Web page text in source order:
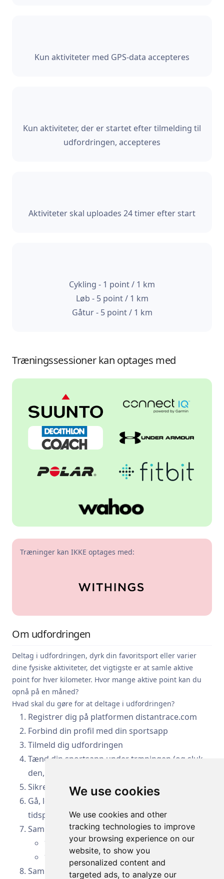
We use cookies
We use cookies and other
tracking technologies to improve
your browsing experience on our
website, to show you
personalized content and
targeted ads, to analyze our
Kun aktiviteter med GPS-data accepteres
Kun aktiviteter, der er startet efter tilmelding til
udfordringen, accepteres
Aktiviteter skal uploades 24 timer efter start
Cykling - 1 point / 1 km
Løb - 5 point / 1 km
Gåtur - 5 point / 1 km
Træningssessioner kan optages med
Træninger kan IKKE optages med:
Om udfordringen
Deltag i udfordringen, dyrk din favoritsport eller varier
dine fysiske aktiviteter, det vigtigste er at samle aktive
point for hver kilometer. Hvor mange aktive point kan du
opnå på en måned?
Hvad skal du gøre for at deltage i udfordringen?
Registrer dig på platformen distantrace.com
Forbind din profil med din sportsapp
Tilmeld dig udfordringen
Tænd din sportsapp under træningen (og sluk
den, når træningen er afsluttet).
Sikre dig, at GPS-data er aktiveret
Gå, løb eller cykl – dit valg – på et sted og
tidspunkt, der passer dig
Saml aktive point:
1 km på cykel - 1 point
1 km løbende, gående - 5 point
Saml dine aktive point i marts og følg din rang